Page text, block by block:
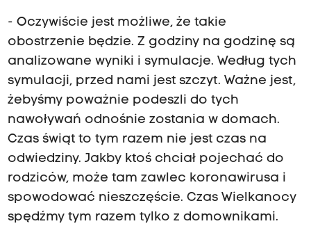
- Oczywiście jest możliwe, że takie
obostrzenie będzie. Z godziny na godzinę są
analizowane wyniki i symulacje. Według tych
symulacji, przed nami jest szczyt. Ważne jest,
żebyśmy poważnie podeszli do tych
nawoływań odnośnie zostania w domach.
Czas świąt to tym razem nie jest czas na
odwiedziny. Jakby ktoś chciał pojechać do
rodziców, może tam zawlec koronawirusa i
spowodować nieszczęście. Czas Wielkanocy
spędźmy tym razem tylko z domownikami.